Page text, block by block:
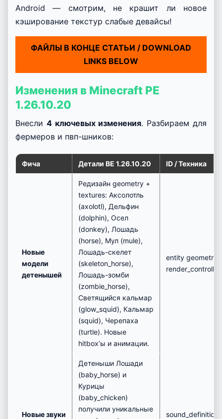
Android — смотрим, не крашит ли новое
кэширование текстур слабые девайсы!
ФАЙЛЫ В КОНЦЕ СТАТЬИ / DOWNLOAD
LINKS BELOW
Изменения в Minecraft PE
1.26.10.20
Внесли 4 ключевых изменения. Разбираем для
фермеров и пвп-шников:
Фича Детали BE 1.26.10.20 ID / Техника
Новые
модели
детенышей
Редизайн geometry +
textures: Аксолотль
(axolotl), Дельфин
(dolphin), Осел
(donkey), Лошадь
(horse), Мул (mule),
Лошадь-скелет
(skeleton_horse),
Лошадь-зомби
(zombie_horse),
Светящийся кальмар
(glow_squid), Кальмар
(squid), Черепаха
(turtle). Новые
hitbox’ы и анимации.
entity geometry
Новые звуки
Детеныши Лошади
(baby_horse) и
Курицы
(baby_chicken)
получили уникальные